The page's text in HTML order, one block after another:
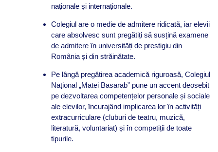
naționale și internaționale.
Colegiul are o medie de admitere ridicată, iar elevii
care absolvesc sunt pregătiți să susțină examene
de admitere în universități de prestigiu din
România și din străinătate.
Pe lângă pregătirea academică riguroasă, Colegiul
Național „Matei Basarab” pune un accent deosebit
pe dezvoltarea competențelor personale și sociale
ale elevilor, încurajând implicarea lor în activități
extracurriculare (cluburi de teatru, muzică,
literatură, voluntariat) și în competiții de toate
tipurile.